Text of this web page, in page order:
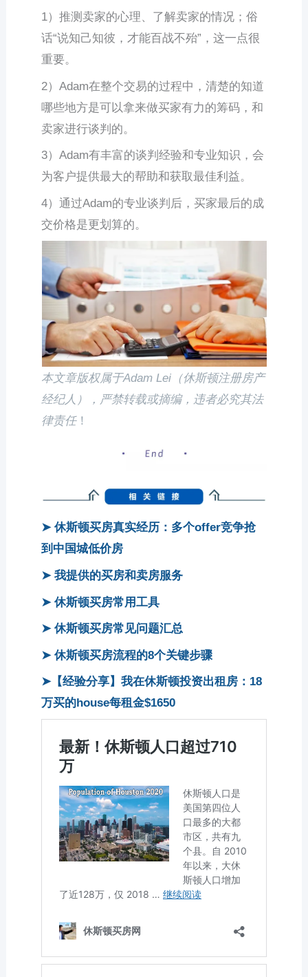
1）推测卖家的心理、了解卖家的情况；俗
话“说知己知彼，才能百战不殆”，这一点很
重要。
2）Adam在整个交易的过程中，清楚的知道
哪些地方是可以拿来做买家有力的筹码，和
卖家进行谈判的。
3）Adam有丰富的谈判经验和专业知识，会
为客户提供最大的帮助和获取最佳利益。
4）通过Adam的专业谈判后，买家最后的成
交价格是更划算的。
本文章版权属于Adam Lei（休斯顿注册房产
经纪人），严禁转载或摘编，违者必究其法
律责任！
➤ 休斯顿买房真实经历：多个offer竞争抢
到中国城低价房
➤ 我提供的买房和卖房服务
➤ 休斯顿买房常用工具
➤ 休斯顿买房常见问题汇总
➤ 休斯顿买房流程的8个关键步骤
➤【经验分享】我在休斯顿投资出租房：18
万买的house每租金$1650